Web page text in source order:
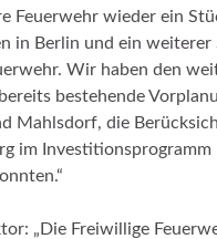
Feuerwehr wieder ein
in Berlin und ein
Wir haben den
bestehende
Mahlsdorf, die
im
„Die Freiwillige